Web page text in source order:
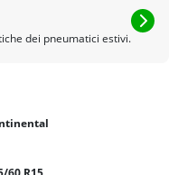
dei pneumatici estivi.